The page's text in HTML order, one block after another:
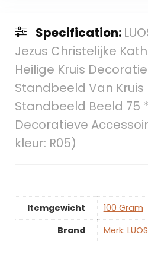
Specification:
Jezus Christelijke
Heilige Kruis
Standbeeld Van Kruis
Standbeeld Beeld 75
Decoratieve
kleur: R05)
Itemgewicht
‎100 Gram
Brand
Merk: